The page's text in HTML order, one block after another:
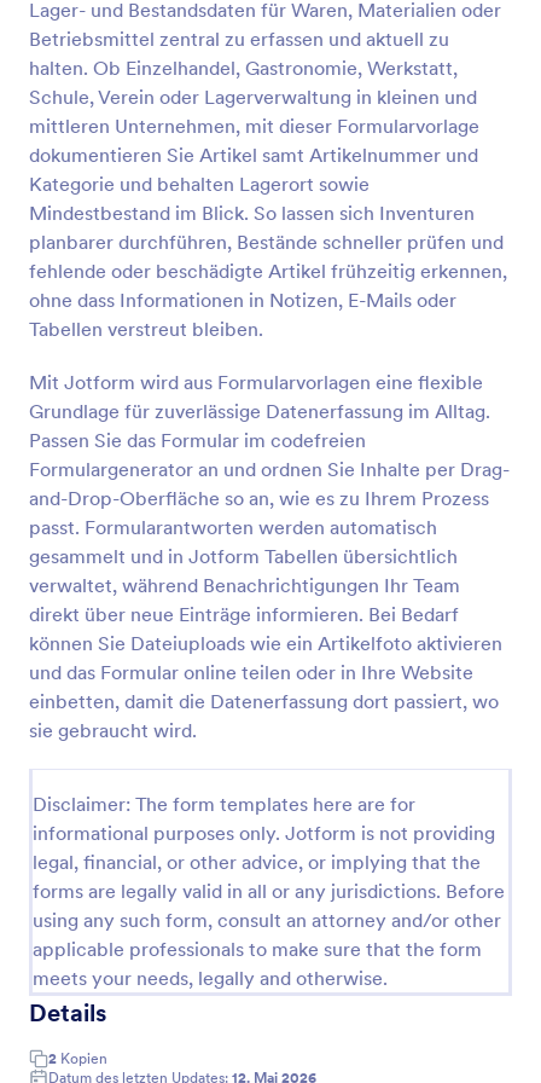
Lager- und Bestandsdaten für Waren, Materialien oder
Betriebsmittel zentral zu erfassen und aktuell zu
halten. Ob Einzelhandel, Gastronomie, Werkstatt,
Schule, Verein oder Lagerverwaltung in kleinen und
mittleren Unternehmen, mit dieser Formularvorlage
dokumentieren Sie Artikel samt Artikelnummer und
Kategorie und behalten Lagerort sowie
Mindestbestand im Blick. So lassen sich Inventuren
planbarer durchführen, Bestände schneller prüfen und
fehlende oder beschädigte Artikel frühzeitig erkennen,
ohne dass Informationen in Notizen, E-Mails oder
Tabellen verstreut bleiben.
Mit Jotform wird aus Formularvorlagen eine flexible
Grundlage für zuverlässige Datenerfassung im Alltag.
Passen Sie das Formular im codefreien
Formulargenerator an und ordnen Sie Inhalte per Drag-
and-Drop-Oberfläche so an, wie es zu Ihrem Prozess
passt. Formularantworten werden automatisch
gesammelt und in Jotform Tabellen übersichtlich
verwaltet, während Benachrichtigungen Ihr Team
direkt über neue Einträge informieren. Bei Bedarf
können Sie Dateiuploads wie ein Artikelfoto aktivieren
und das Formular online teilen oder in Ihre Website
einbetten, damit die Datenerfassung dort passiert, wo
sie gebraucht wird.
Disclaimer: The form templates here are for
informational purposes only. Jotform is not providing
legal, financial, or other advice, or implying that the
forms are legally valid in all or any jurisdictions. Before
using any such form, consult an attorney and/or other
applicable professionals to make sure that the form
meets your needs, legally and otherwise.
Details
2 Kopien
Datum des letzten Updates: 12. Mai 2026
Vorschau
Geräteausgabeformular
Dokumentieren Sie Geräteausgaben im
Unternehmen mit dem Geräteausgabeformular von
Jotform, inklusive digitaler Datenerfassung,
Unterschriften und zentral verwalteter Formular-
Antworten für IT, Büromanagement und
Personalabteilung.
Go to Category:
IT-Formulare
Vorschau